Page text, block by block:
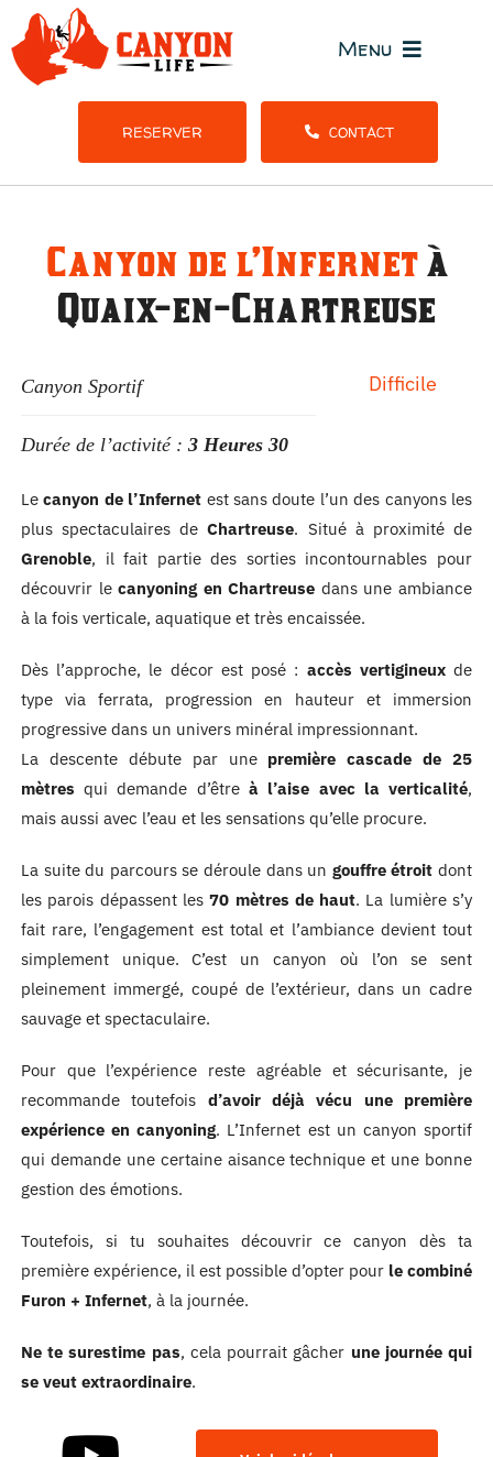
Passer
au
contenu
Menu
Stages et
RESERVER CONTACT
Canyon de l’Infernetà
Quaix-en-Chartreuse
Canyon Sportif Difficile
Durée de l’activité : 3 Heures 30
Lecanyon de l’Infernet est sans doute l’un des canyons les
plus spectaculaires deChartreuse. Situé à proximité de
Grenoble, il fait partie des sorties incontournables pour
découvrir lecanyoning en Chartreuse dans une ambiance
à la fois verticale, aquatique et très encaissée.
Dès l’approche, le décor est posé : accès vertigineuxde
type via ferrata, progression en hauteur et immersion
progressive dans un univers minéral impressionnant.
La descente débute par une première cascade de 25
mètres qui demande d’être à l’aise avec la verticalité,
mais aussi avec l’eau et les sensations qu’elle procure.
La suite du parcours se déroule dans un gouffre étroit dont
les parois dépassent les70 mètres de haut. La lumière s’y
fait rare, l’engagement est total et l’ambiance devient tout
simplement unique. C’est un canyon où l’on se sent
pleinement immergé, coupé de l’extérieur, dans un cadre
sauvage et spectaculaire.
Pour que l’expérience reste agréable et sécurisante, je
recommande toutefois d’avoir déjà vécu une première
expérience en canyoning. L’Infernet est un canyon sportif
qui demande une certaine aisance technique et une bonne
gestion des émotions.
Toutefois, si tu souhaites découvrir ce canyon dès ta
première expérience, il est possible d’opter pour le combiné
Furon + Infernet, à la journée.
Ne te surestime pas, cela pourrait gâcher une journée qui
se veut extraordinaire.